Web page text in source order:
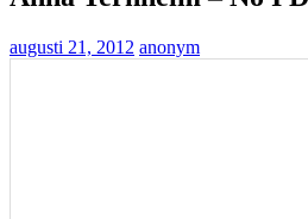
augusti 21, 2012 anonym